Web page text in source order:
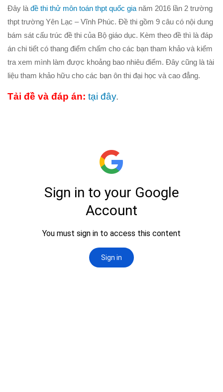
Hình học 10
Tích vô hướng của hai véctơ và ứng dụng
PT đường thẳng trong mặt phẳng
Phương pháp tọa độ trong mặt phẳng
PT đường tròn
Giới hạn
Hình học 11
Quan hệ song song trong không gian
Đây là đề thi thử môn toán thpt quốc gia năm 2016 lần 2 trường
thpt trường Yên Lạc – Vĩnh Phúc. Đề thi gồm 9 câu có nội dung
bám sát cấu trúc đề thi của Bộ giáo dục. Kèm theo đề thì là đáp
án chi tiết có thang điểm chấm cho các bạn tham khảo và kiểm
tra xem mình làm được khoảng bao nhiêu điểm. Đây cũng là tài
liệu tham khảo hữu cho các bạn ôn thi đại học và cao đẳng.
Tải đề và đáp án: tại đây.